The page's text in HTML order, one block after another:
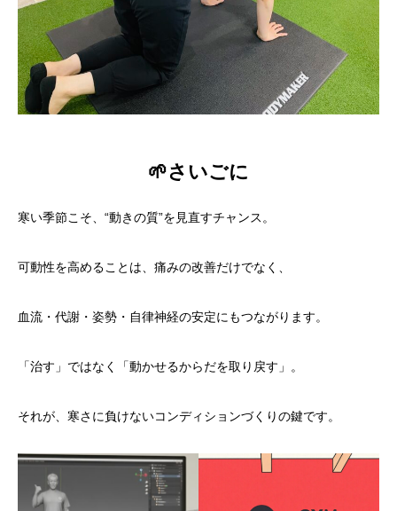
🌱さいごに
寒い季節こそ、“動きの質”を見直すチャンス。
可動性を高めることは、痛みの改善だけでなく、
血流・代謝・姿勢・自律神経の安定にもつながります。
「治す」ではなく「動かせるからだを取り戻す」。
それが、寒さに負けないコンディションづくりの鍵です。